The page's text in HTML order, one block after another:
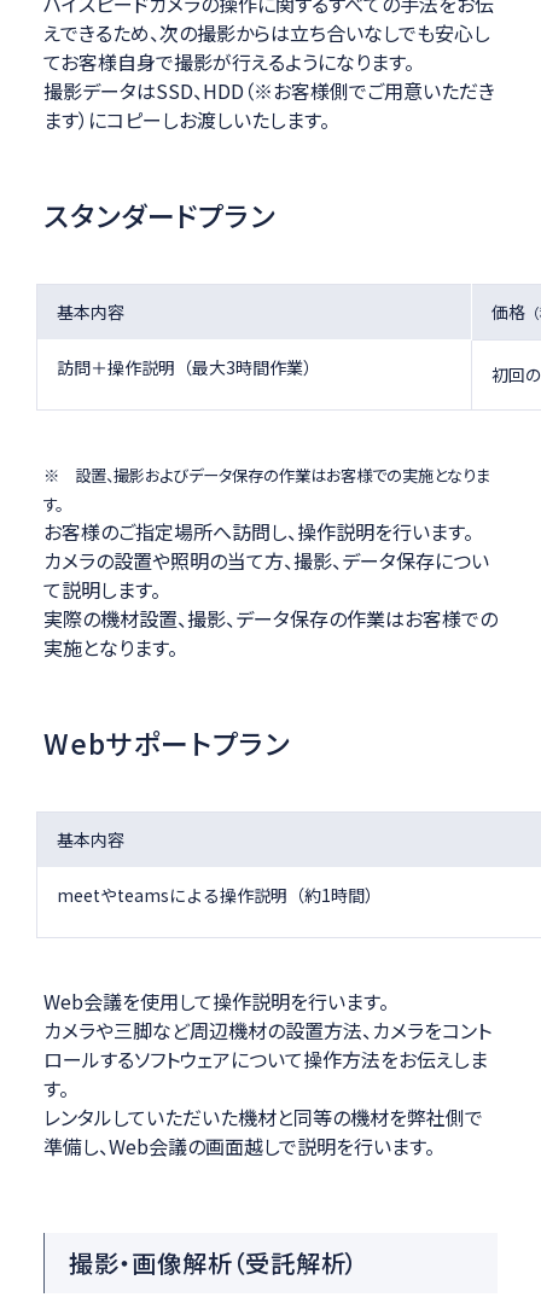
えできるため、次の撮影からは立ち合いなしでも安心し
てお客様自身で撮影が行えるようになります。
撮影データはSSD、HDD（※お客様側でご用意いただき
ます）にコピーしお渡しいたします。
スタンダードプラン
基本内容 価格
訪問＋操作説明（最大3時間作業） 初回
※ 設置、撮影およびデータ保存の作業はお客様での実施となりま
す。
お客様のご指定場所へ訪問し、操作説明を行います。
カメラの設置や照明の当て方、撮影、データ保存につい
て説明します。
実際の機材設置、撮影、データ保存の作業はお客様での
実施となります。
Webサポートプラン
基本内容
meetやteamsによる操作説明（約1時間）
Web会議を使用して操作説明を行います。
カメラや三脚など周辺機材の設置方法、カメラをコント
ロールするソフトウェアについて操作方法をお伝えしま
す。
レンタルしていただいた機材と同等の機材を弊社側で
準備し、Web会議の画面越しで説明を行います。
撮影・画像解析（受託解析）